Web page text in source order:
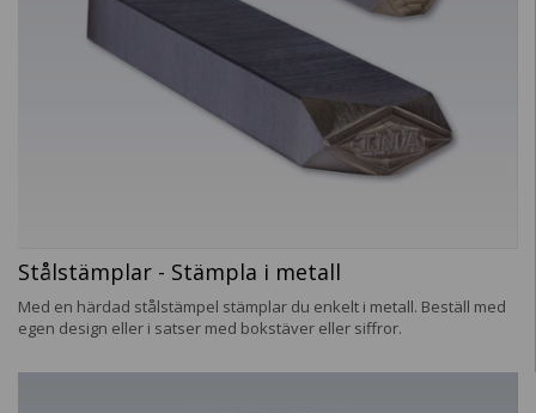
Stålstämplar - Stämpla i metall
Med en härdad stålstämpel stämplar du enkelt i metall. Beställ med
egen design eller i satser med bokstäver eller siffror.